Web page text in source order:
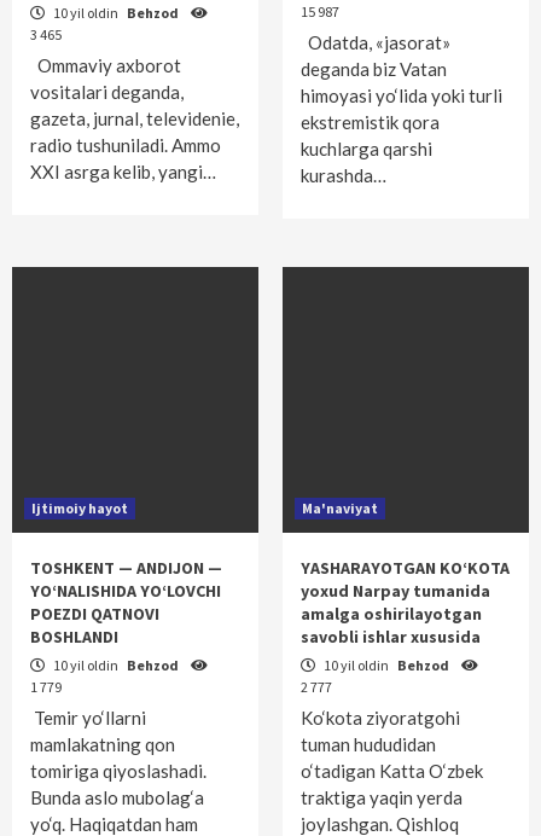
10 yil oldin Behzod
3 465
Ommaviy axborot
vositalari deganda,
gazeta, jurnal, televidenie,
radio tushuniladi. Ammo
XXI asrga kelib, yangi…
15 987
Odatda, «jasorat»
deganda biz Vatan
himoyasi yo‘lida yoki turli
ekstremistik qora
kuchlarga qarshi
kurashda…
Ijtimoiy hayot
TOSHKENT — ANDIJON —
YO‘NALISHIDA YO‘LOVCHI
POEZDI QATNOVI
BOSHLANDI
10 yil oldin Behzod
1 779
Temir yo‘llarni
mamlakatning qon
tomiriga qiyoslashadi.
Bunda aslo mubolag‘a
yo‘q. Haqiqatdan ham
Ma'naviyat
YASHARAYOTGAN KO‘KOTA
yoxud Narpay tumanida
amalga oshirilayotgan
savobli ishlar xususida
10 yil oldin Behzod
2 777
Ko‘kota ziyoratgohi
tuman hududidan
o‘tadigan Katta O‘zbek
traktiga yaqin yerda
joylashgan. Qishloq